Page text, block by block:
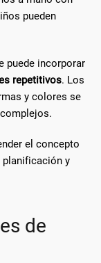
pueden
puede incorporar
repetitivos. Los
y colores se
el concepto
planificación y
de